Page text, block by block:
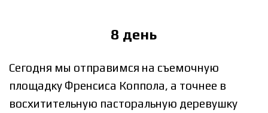
8 день
Сегодня мы отправимся на съемочную
площадку Френсиса Коппола, а точнее в
восхитительную пасторальную деревушку